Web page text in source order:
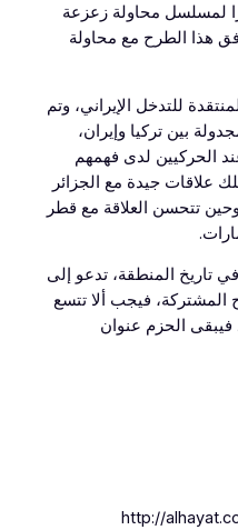
لمسلسل محاولة زعزعة
هذا الطرح مع محاولة
للتدخل الإيراني، وتم
بين تركيا وإيران،
الحركيين لدى فهمهم
علاقات جيدة مع الجزائر
وحين تتحسن العلاقة مع قطر
تاريخ المنطقة، تدعو إلى
المشتركة، فيجب ألا تتسع
الحزم عنوان
http://